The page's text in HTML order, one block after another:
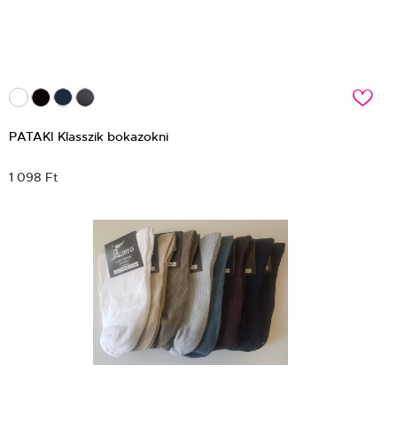
c
PATAKI Klasszik bokazokni
1 098 Ft